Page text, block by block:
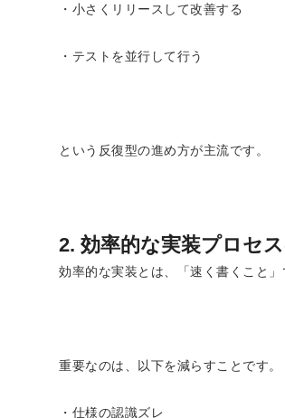
・小さくリリースして改善する
・テストを並行して行う
という反復型の進め方が主流です。
2. 効率的な実装プロセ
効率的な実装とは、「速く書くこと」
重要なのは、以下を減らすことです。
・仕様の認識ズレ